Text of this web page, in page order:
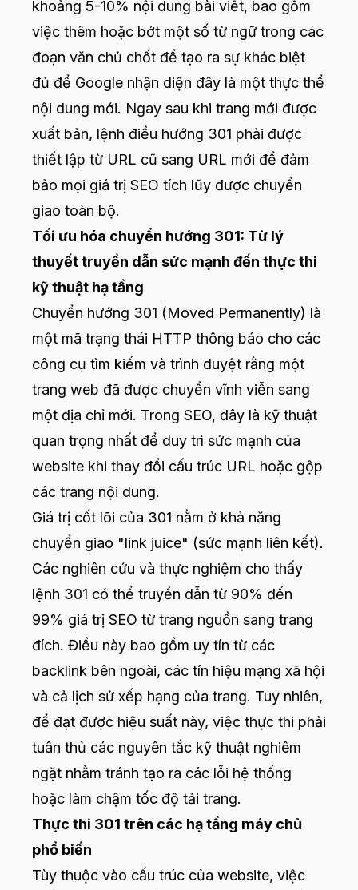
khoảng 5-10% nội dung bài viết, bao gồm
việc thêm hoặc bớt một số từ ngữ trong các
đoạn văn chủ chốt để tạo ra sự khác biệt
đủ để Google nhận diện đây là một thực thể
nội dung mới. Ngay sau khi trang mới được
xuất bản, lệnh điều hướng 301 phải được
thiết lập từ URL cũ sang URL mới để đảm
bảo mọi giá trị SEO tích lũy được chuyển
giao toàn bộ.
Tối ưu hóa chuyển hướng 301: Từ lý
thuyết truyền dẫn sức mạnh đến thực thi
kỹ thuật hạ tầng
Chuyển hướng 301 (Moved Permanently) là
một mã trạng thái HTTP thông báo cho các
công cụ tìm kiếm và trình duyệt rằng một
trang web đã được chuyển vĩnh viễn sang
một địa chỉ mới. Trong SEO, đây là kỹ thuật
quan trọng nhất để duy trì sức mạnh của
website khi thay đổi cấu trúc URL hoặc gộp
các trang nội dung.
Giá trị cốt lõi của 301 nằm ở khả năng
chuyển giao "link juice" (sức mạnh liên kết).
Các nghiên cứu và thực nghiệm cho thấy
lệnh 301 có thể truyền dẫn từ 90% đến
99% giá trị SEO từ trang nguồn sang trang
đích. Điều này bao gồm uy tín từ các
backlink bên ngoài, các tín hiệu mạng xã hội
và cả lịch sử xếp hạng của trang. Tuy nhiên,
để đạt được hiệu suất này, việc thực thi phải
tuân thủ các nguyên tắc kỹ thuật nghiêm
ngặt nhằm tránh tạo ra các lỗi hệ thống
hoặc làm chậm tốc độ tải trang.
Thực thi 301 trên các hạ tầng máy chủ
phổ biến
Tùy thuộc vào cấu trúc của website, việc